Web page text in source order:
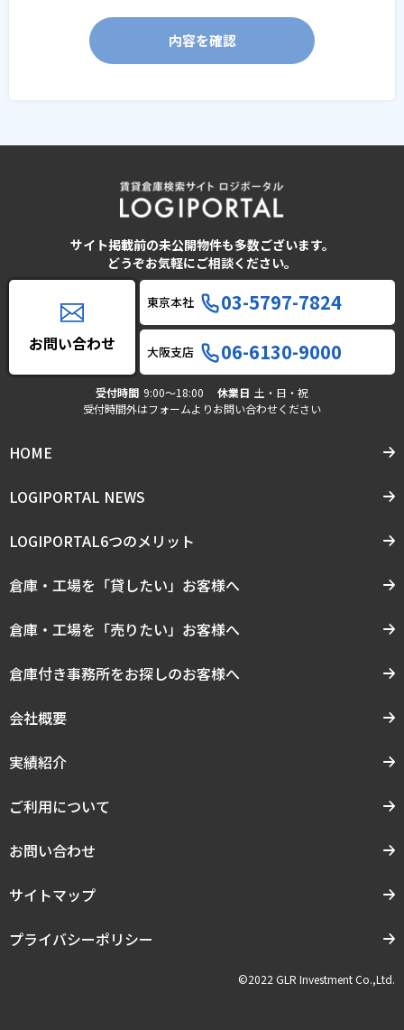
内容を確認
サイト掲載前の未公開物件も多数ございます。
どうぞお気軽にご相談ください。
お問い合わせ
東京本社 03-5797-7824
大阪支店 06-6130-9000
受付時間 9:00〜18:00 休業日 土・日・祝
受付時間外はフォームよりお問い合わせください
HOME
LOGIPORTAL NEWS
LOGIPORTAL6つのメリット
倉庫・工場を「貸したい」お客様へ
倉庫・工場を「売りたい」お客様へ
倉庫付き事務所をお探しのお客様へ
会社概要
実績紹介
ご利用について
お問い合わせ
サイトマップ
プライバシーポリシー
©2022 GLR Investment Co.,Ltd.